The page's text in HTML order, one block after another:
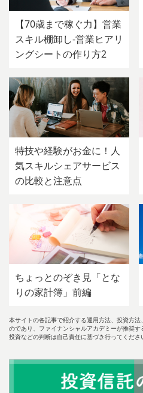
【70歳まで稼ぐ力】営業
スキル棚卸し-営業ヒアリ
ングシートの作り方2
特技や経験がお金に！人
気スキルシェアサービス
の比較と注意点
ちょっとのぞき見「とな
りの家計簿」前編
本サイトの各記事で紹介する運用方法、投資方
のであり、ファイナンシャルアカデミーが推奨す
投資などの判断は自己責任に基づき行ってくださ